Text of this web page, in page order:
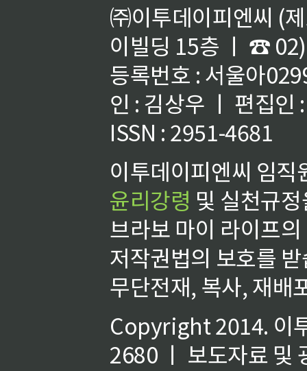
㈜이투데이피엔씨 (
이빌딩 15층 ㅣ ☎
등록번호 : 서울아
인 : 김상우 ㅣ 편집인
ISSN : 2951-4681
이투데이피엔씨 임
윤리강령 및 실천규
브라보 마이 라이프
저작권법의 보호를
무단전재, 복사, 재배
Copyright 2014. 이
2680 ㅣ 보도자료